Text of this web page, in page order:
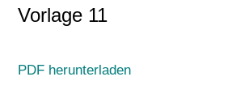
Vorlage 11
PDF herunterladen